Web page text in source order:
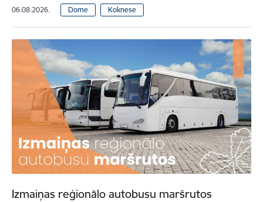
06.08.2026. Dome Koknese
Izmaiņas reģionālo autobusu maršrutos